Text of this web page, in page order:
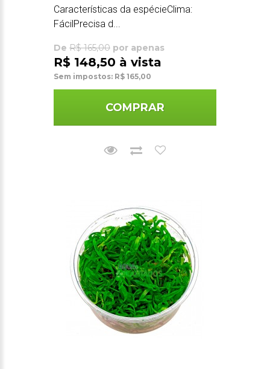
Características da espécieClima:
FácilPrecisa d...
De R$ 165,00 por apenas
R$ 148,50 à vista
Sem impostos: R$ 165,00
COMPRAR